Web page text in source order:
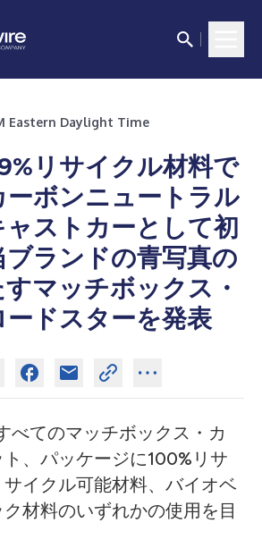
Eastern Daylight Time
リサイクル材料で
ボンニュートラル
ストカーとして初
ブランドの青写真の
マッチボックス・
ドスターを発表
べてのマッチボックス・カ
、パッケージに100%リサ
イクル可能材料、バイオベ
材料のいずれかの使用を目